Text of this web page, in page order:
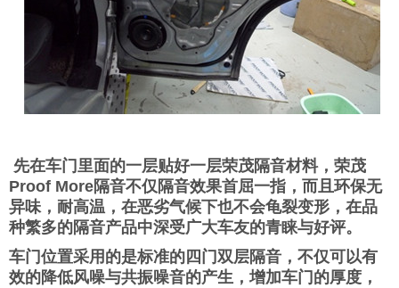
先在车门里面的一层贴好一层荣茂隔音材料，荣茂
Proof More隔音不仅隔音效果首屈一指，而且环保无
异味，耐高温，在恶劣气候下也不会龟裂变形，在品
种繁多的隔音产品中深受广大车友的青睐与好评。
车门位置采用的是标准的四门双层隔音，不仅可以有
效的降低风噪与共振噪音的产生，增加车门的厚度，